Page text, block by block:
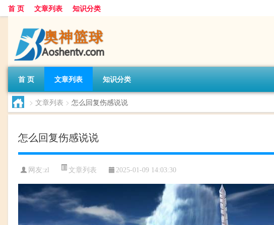
首 页 文章列表 知识分类
首 页 文章列表 知识分类
> 文章列表 > 怎么回复伤感说说
怎么回复伤感说说
网友:zl 文章列表 2025-01-09 14:03:30